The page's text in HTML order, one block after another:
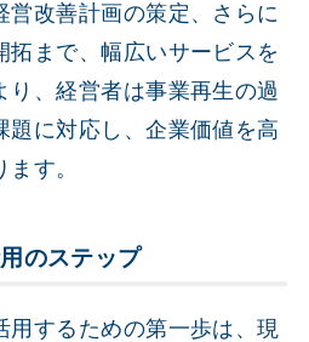
営改善計画の策定、さらに
拓まで、幅広いサービスを
り、経営者は事業再生の過
題に対応し、企業価値を高
す。
のステップ
用するための第一歩は、現